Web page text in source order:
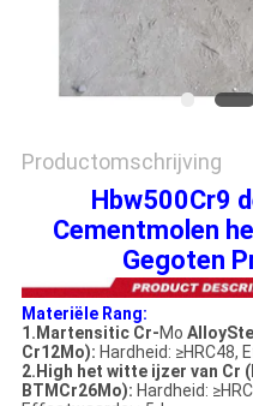
Productomschrijving
Hbw500Cr9
Cementmolen
Gegoten
Materiële Rang:
1.Martensitic Cr-Mo
Cr12Mo): Hardheid: ≥HRC48,
2.High het witte ijzer van Cr
BTMCr26Mo): Hardheid: